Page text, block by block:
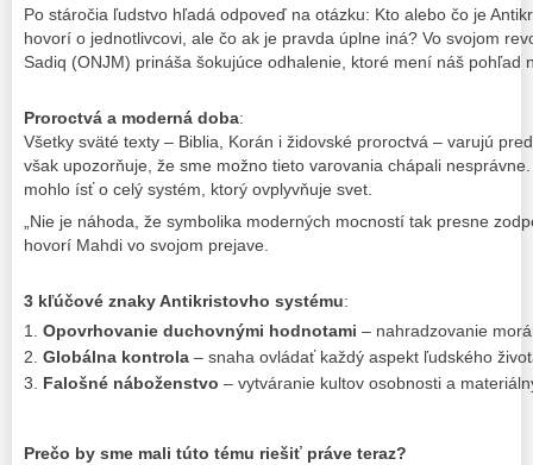
Po stáročia ľudstvo hľadá odpoveď na otázku: Kto alebo čo je
hovorí o jednotlivcovi, ale čo ak je pravda úplne iná? Vo svojom
Sadiq (ONJM) prináša šokujúce odhalenie, ktoré mení náš pohľad
Proroctvá a moderná doba:
Všetky sväté texty – Biblia, Korán i židovské proroctvá – varujú
však upozorňuje, že sme možno tieto varovania chápali
mohlo ísť o celý systém, ktorý ovplyvňuje svet.
„Nie je náhoda, že symbolika moderných mocností tak presne
hovorí Mahdi vo svojom prejave.
3 kľúčové znaky Antikristovho systému:
Opovrhovanie duchovnými hodnotami – nahradzovanie
Globálna kontrola – snaha ovládať každý aspekt ľudského
Falošné náboženstvo – vytváranie kultov osobnosti a
Prečo by sme mali túto tému riešiť práve teraz?